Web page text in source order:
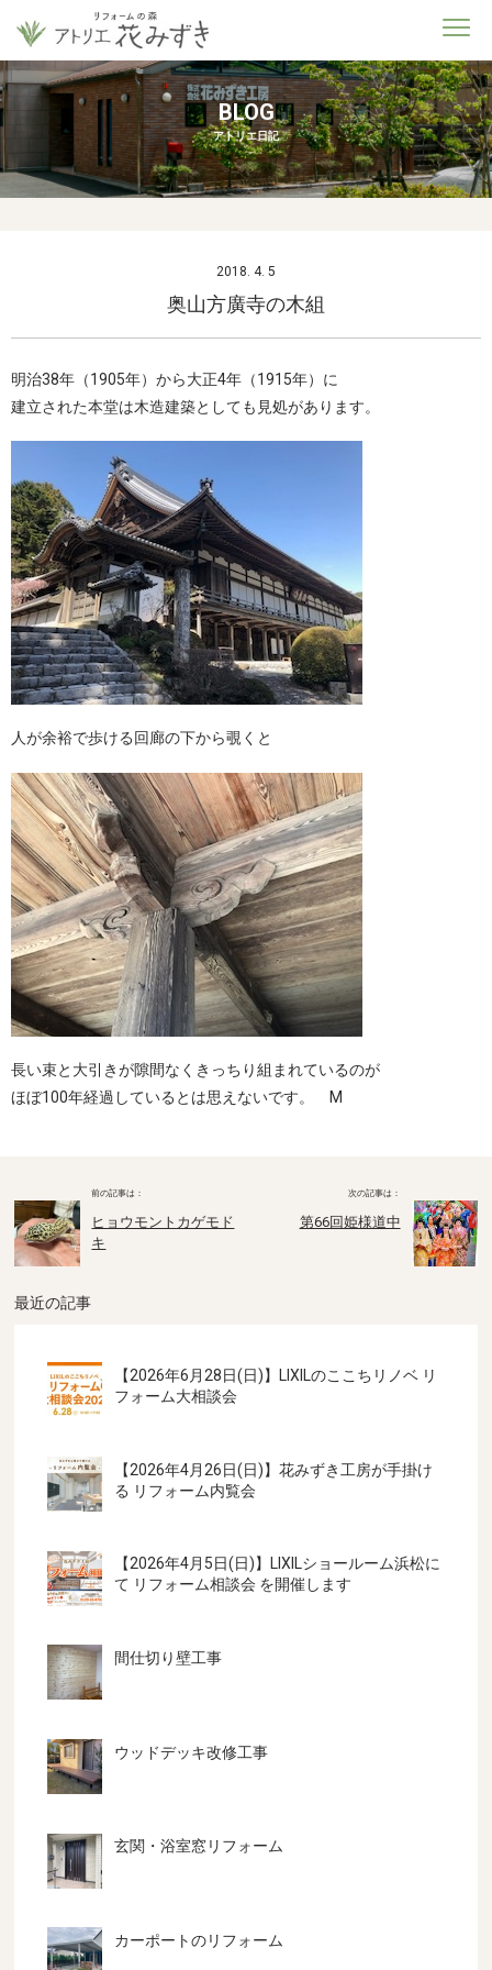
BLOG
アトリエ日記
2018. 4. 5
奥山方廣寺の木組
明治38年（1905年）から大正4年（1915年）に
建立された本堂は木造建築としても見処があります。
人が余裕で歩ける回廊の下から覗くと
長い束と大引きが隙間なくきっちり組まれているのが
ほぼ100年経過しているとは思えないです。 M
ヒョウモントカゲモド
キ
第66回姫様道中
最近の記事
【2026年6月28日(日)】LIXILのここちリノベ リ
フォーム大相談会
【2026年4月26日(日)】花みずき工房が手掛け
る リフォーム内覧会
【2026年4月5日(日)】LIXILショールーム浜松に
て リフォーム相談会 を開催します
間仕切り壁工事
ウッドデッキ改修工事
玄関・浴室窓リフォーム
カーポートのリフォーム